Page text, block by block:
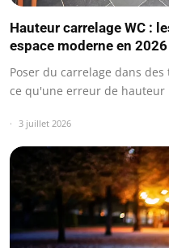
Hauteur carrelage WC :
espace moderne en 2026
Poser du carrelage dans
ce qu'une erreur de
3 juillet 2026